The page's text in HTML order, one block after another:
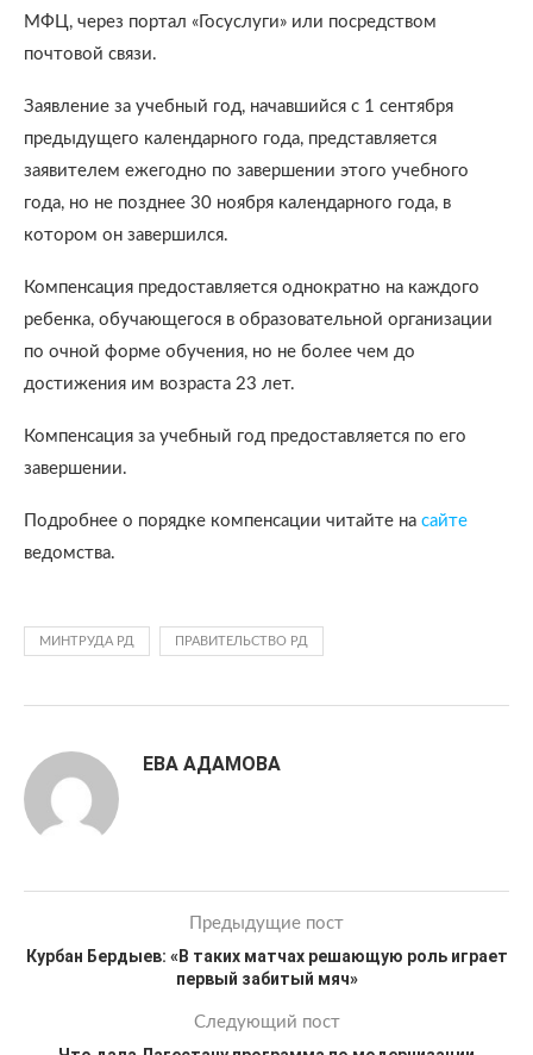
МФЦ, через портал «Госуслуги» или посредством
почтовой связи.
Заявление за учебный год, начавшийся с 1 сентября
предыдущего календарного года, представляется
заявителем ежегодно по завершении этого учебного
года, но не позднее 30 ноября календарного года, в
котором он завершился.
Компенсация предоставляется однократно на каждого
ребенка, обучающегося в образовательной организации
по очной форме обучения, но не более чем до
достижения им возраста 23 лет.
Компенсация за учебный год предоставляется по его
завершении.
Подробнее о порядке компенсации читайте на сайте
ведомства.
МИНТРУДА РД ПРАВИТЕЛЬСТВО РД
ЕВА АДАМОВА
Предыдущие пост
Курбан Бердыев: «В таких матчах решающую роль играет
первый забитый мяч»
Следующий пост